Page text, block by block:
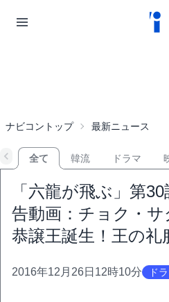
ナビコントップ 最新ニュース
全て 韓流 ドラマ
「六龍が飛ぶ」第
告動画：チョク・サ
恭譲王誕生！王の礼
2016年12月26日12時10分 ド